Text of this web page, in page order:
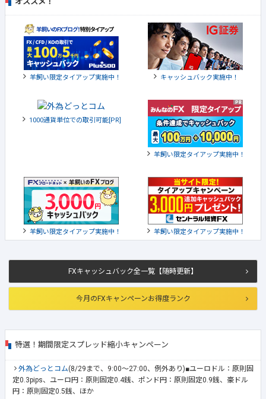
FXキャッシュバック全一覧【随時更新】
今月のFXキャンペーンお得度ランク
特選！期間限定スプレッド縮小キャンペーン
外為どっとコム(8/29まで、9:00～27:00、例外あり)■ユーロドル：原則固
定0.3pips、ユーロ円：原則固定0.4銭、ポンド円：原則固定0.9銭、豪ドル
円：原則固定0.5銭、ほか
羊飼い限定タイアップ実施中！ キャッシュバック実施中！
1000通貨単位での取引可能[PR]
羊飼い限定タイアップ実施中！
羊飼い限定タイアップ実施中！ 羊飼い限定タイアップ実施中！